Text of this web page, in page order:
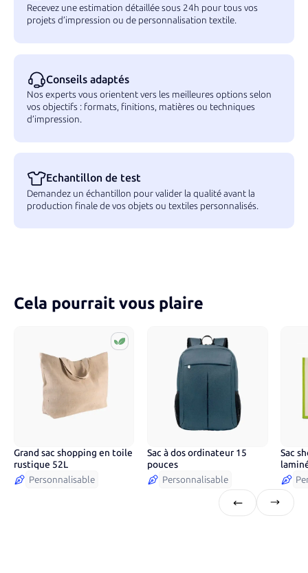
Recevez une estimation détaillée sous 24h pour tous vos
projets d’impression ou de personnalisation textile.
Conseils adaptés
Nos experts vous orientent vers les meilleures options selon
vos objectifs : formats, finitions, matières ou techniques
d’impression.
Echantillon de test
Demandez un échantillon pour valider la qualité avant la
production finale de vos objets ou textiles personnalisés.
Cela pourrait vous plaire
2couleurs
Grand sac shopping en toile
rustique 52L
Personnalisable
2 couleurs
Sac à dos ordinateur 15
pouces
Personnalisable
5
Sac
et